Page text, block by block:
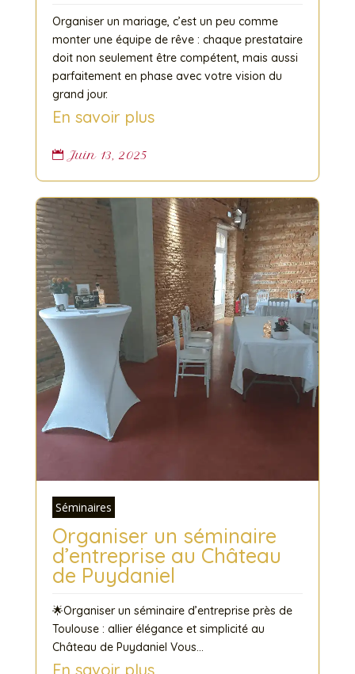
Organiser un mariage, c’est un peu comme
monter une équipe de rêve : chaque prestataire
doit non seulement être compétent, mais aussi
parfaitement en phase avec votre vision du
grand jour.
En savoir plus
 Juin 13, 2025
Séminaires
Organiser un séminaire
d’entreprise au Château
de Puydaniel
🌟Organiser un séminaire d’entreprise près de
Toulouse : allier élégance et simplicité au
Château de Puydaniel Vous...
En savoir plus